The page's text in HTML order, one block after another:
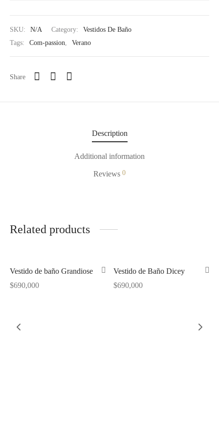
SKU: N/A Category:
Vestidos De Baño
Tags:
Com-passion Verano
Share
Description
Additional information
Reviews 0
Related products
Vestido de baño Grandiose
$690,000
Vestido de Baño Dicey
$690,000